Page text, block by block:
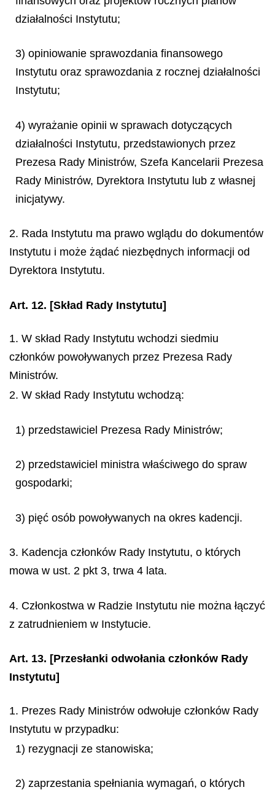
działalności Instytutu;
3) opiniowanie sprawozdania finansowego
Instytutu oraz sprawozdania z rocznej działalności
Instytutu;
4) wyrażanie opinii w sprawach dotyczących
działalności Instytutu, przedstawionych przez
Prezesa Rady Ministrów, Szefa Kancelarii Prezesa
Rady Ministrów, Dyrektora Instytutu lub z własnej
inicjatywy.
2. Rada Instytutu ma prawo wglądu do dokumentów
Instytutu i może żądać niezbędnych informacji od
Dyrektora Instytutu.
Art. 12. [Skład Rady Instytutu]
1. W skład Rady Instytutu wchodzi siedmiu
członków powoływanych przez Prezesa Rady
Ministrów.
2. W skład Rady Instytutu wchodzą:
1) przedstawiciel Prezesa Rady Ministrów;
2) przedstawiciel ministra właściwego do spraw
gospodarki;
3) pięć osób powoływanych na okres kadencji.
3. Kadencja członków Rady Instytutu, o których
mowa w ust. 2 pkt 3, trwa 4 lata.
4. Członkostwa w Radzie Instytutu nie można łączyć
z zatrudnieniem w Instytucie.
Art. 13. [Przesłanki odwołania członków Rady
Instytutu]
1. Prezes Rady Ministrów odwołuje członków Rady
Instytutu w przypadku:
1) rezygnacji ze stanowiska;
2) zaprzestania spełniania wymagań, o których